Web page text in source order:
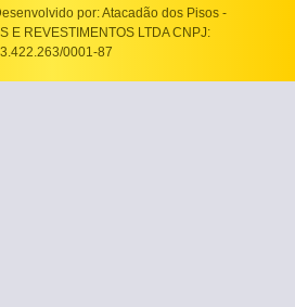
por: Atacadão dos Pisos -
E REVESTIMENTOS LTDA CNPJ:
0001-87